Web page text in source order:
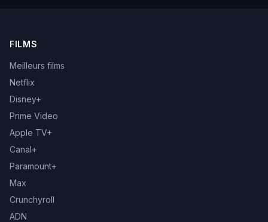
FILMS
Meilleurs films
Netflix
Disney+
Prime Video
Apple TV+
Canal+
Paramount+
Max
Crunchyroll
ADN